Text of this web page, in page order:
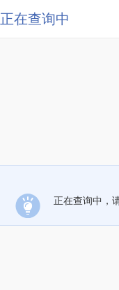
正在查询中
正在查询中，